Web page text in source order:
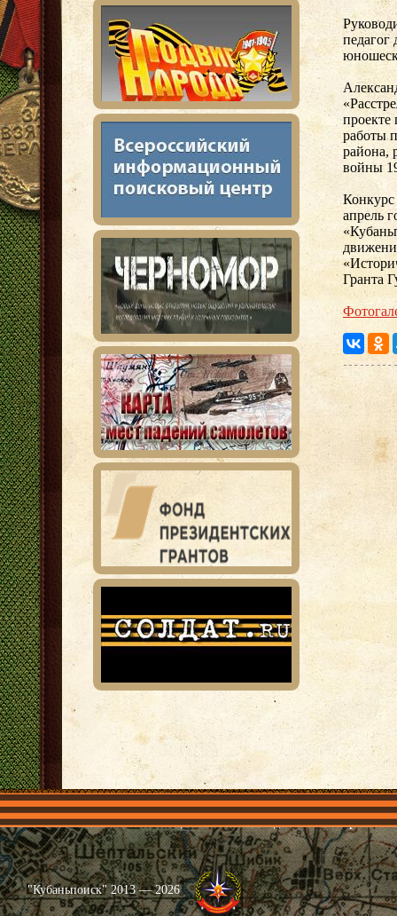
педагог
проекте
работы
района,
войны
апрель
Гранта
Главная Имена Общественные объединения Проекты
"Кубаньпоиск" 2013 — 2026